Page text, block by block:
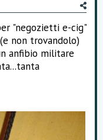
"negozietti e-cig"
non trovandolo)
anfibio militare